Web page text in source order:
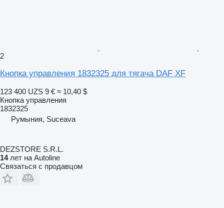
2
Кнопка управления 1832325 для тягача DAF XF
123 400 UZS 9 € ≈ 10,40 $
Кнопка управления
1832325
Румыния, Suceava
DEZSTORE S.R.L.
14лет на Autoline
Связаться с продавцом